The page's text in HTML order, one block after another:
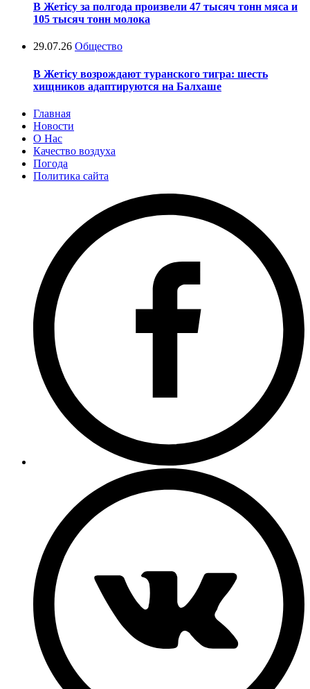
В Жетісу за полгода произвели 47 тысяч тонн мяса и
105 тысяч тонн молока
29.07.26 Общество
В Жетісу возрождают туранского тигра: шесть
хищников адаптируются на Балхаше
Главная
Новости
О Нас
Качество воздуха
Погода
Политика сайта